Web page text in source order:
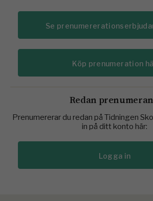
Se
Köp prenumeration
Redan
Prenumererar du redan på Tidningen
in på ditt konto här:
Logga in